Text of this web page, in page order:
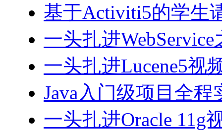
基于Activiti5的学生
一头扎进
一头扎进Lucene5视
Java入门级项目全程
一头扎进Oracle 11g